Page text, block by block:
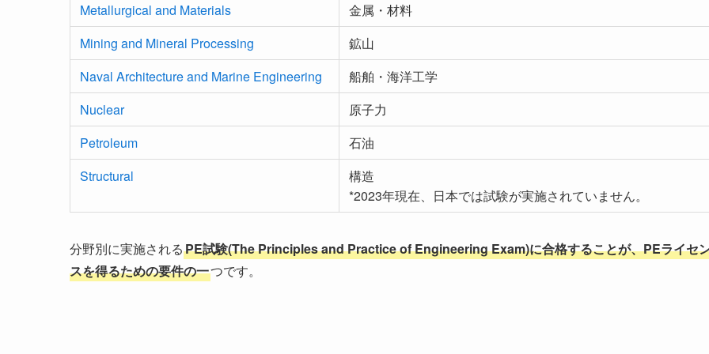
Metallurgical and Materials
金属・材料
Mining and Mineral Processing
鉱山
Naval Architecture and Marine Engineering
船舶・海洋工学
Nuclear
原子力
Petroleum
石油
Structural
構造
*2023年現在、日本では試験が実施されていません。
分野別に実施されるPE試験(The Principles and Practice of Engineering Exam)に合格することが、PEライセ
スを得るための要件の一つです。